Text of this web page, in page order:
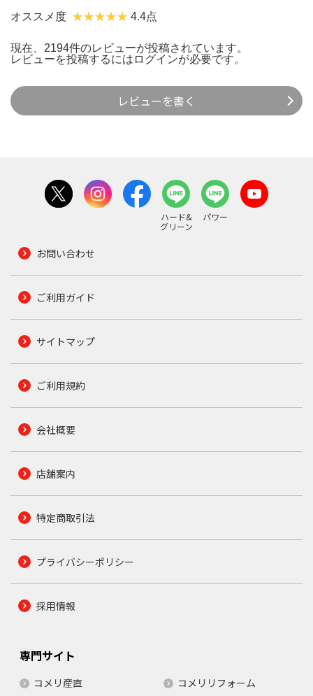
オススメ度 4.4点
現在、2194件のレビューが投稿されています。
レビューを投稿するには ログインが必要です。
レビューを書く
ハード&
グリーン
パワー
お問い合わせ
ご利用ガイド
サイトマップ
ご利用規約
会社概要
店舗案内
特定商取引法
プライバシーポリシー
採用情報
専門サイト
コメリ産直 コメリリフォーム